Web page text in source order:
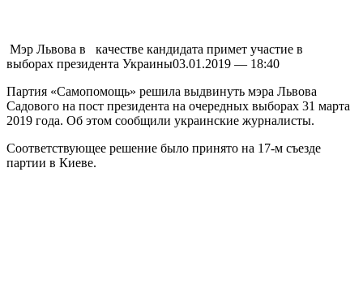
Мэр Львoвa в кaчeствe кандидата примет участие в
выборах президента Украины03.01.2019 — 18:40
Партия «Самопомощь» решила выдвинуть мэра Львова
Садового на пост президента на очередных выборах 31 марта
2019 года. Об этом сообщили украинские журналисты.
Соответствующее решение было принято на 17-м съезде
партии в Киеве.